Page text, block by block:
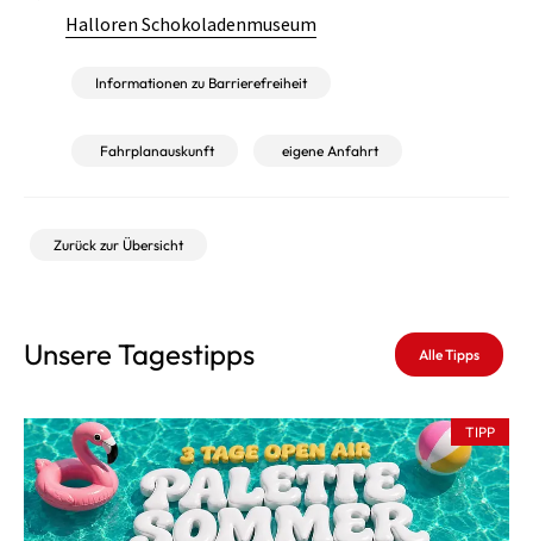
Halloren Schokoladenmuseum
Informationen zu Barrierefreiheit
Fahrplanauskunft eigene Anfahrt
Zurück zur Übersicht
Unsere Tagestipps Alle Tipps
TIPP